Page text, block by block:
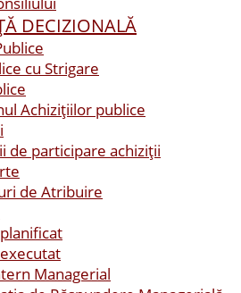
DECIZIONALĂ
cu Strigare
Achizițiilor publice
de participare achiziții
de Atribuire
Managerial